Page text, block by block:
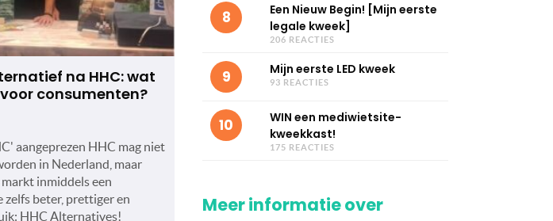
na HHC: wat
consumenten?
aangeprezen HHC mag niet
in Nederland, maar
inmiddels een
zelfs beter, prettiger en
HHC Alternatives!
8
Een Nieuw Begin! [Mijn eerste
legale kweek]
206 REACTIES
9 Mijn eerste LED kweek
93 REACTIES
10
WIN een mediwietsite-
kweekkast!
175 REACTIES
Meer informatie over